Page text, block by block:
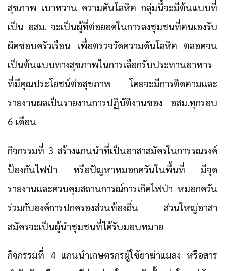
สุขภาพ เบาหวาน ความดันโลหิต กลุ่มนี้จะมีต้นแบบที่
เป็น อสม. จะเป็นผู้ที่ต่อยอดในการลงชุมชนที่ตนเองรับ
ผิดชอบครัวเรือน เพื่อตรวจวัดความดันโลหิต ตลอดจน
เป็นต้นแบบทางสุขภาพในการเลือกรับประทานอาหาร
ที่มีคุณประโยชน์ต่อสุขภาพ โดยจะมีการติดตามและ
รายงานผลเป็นรายงานการปฏิบัติงานของ อสม.ทุกรอบ
6 เดือน
กิจกรรมที่ 3 สร้างแกนนำที่เป็นอาสาสมัครในการรณรงค์
ป้องกันไฟป่า หรือปัญหาหมอกควันในพื้นที่ มีจุด
รายงานและควบคุมสถานการณ์การเกิดไฟป่า หมอกควัน
ร่วมกับองค์การปกครองส่วนท้องถิ่น ส่วนใหญ่อาสา
สมัครจะเป็นผู้นำชุมชนที่ได้รับมอบหมาย
กิจกรรมที่ 4 แกนนำเกษตรกรผู้ใช้ยาฆ่าแมลง หรือสาร